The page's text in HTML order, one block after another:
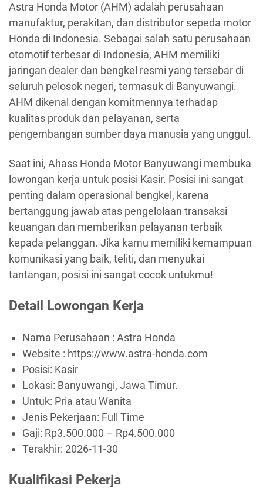
Astra Honda Motor (AHM) adalah perusahaan
manufaktur, perakitan, dan distributor sepeda motor
Honda di Indonesia. Sebagai salah satu perusahaan
otomotif terbesar di Indonesia, AHM memiliki
jaringan dealer dan bengkel resmi yang tersebar di
seluruh pelosok negeri, termasuk di Banyuwangi.
AHM dikenal dengan komitmennya terhadap
kualitas produk dan pelayanan, serta
pengembangan sumber daya manusia yang unggul.
Saat ini, Ahass Honda Motor Banyuwangi membuka
lowongan kerja untuk posisi Kasir. Posisi ini sangat
penting dalam operasional bengkel, karena
bertanggung jawab atas pengelolaan transaksi
keuangan dan memberikan pelayanan terbaik
kepada pelanggan. Jika kamu memiliki kemampuan
komunikasi yang baik, teliti, dan menyukai
tantangan, posisi ini sangat cocok untukmu!
Detail Lowongan Kerja
Nama Perusahaan : Astra Honda
Website : https://www.astra-honda.com
Posisi: Kasir
Lokasi: Banyuwangi, Jawa Timur.
Untuk: Pria atau Wanita
Jenis Pekerjaan: Full Time
Gaji: Rp3.500.000 – Rp4.500.000
Terakhir: 2026-11-30
Kualifikasi Pekerja